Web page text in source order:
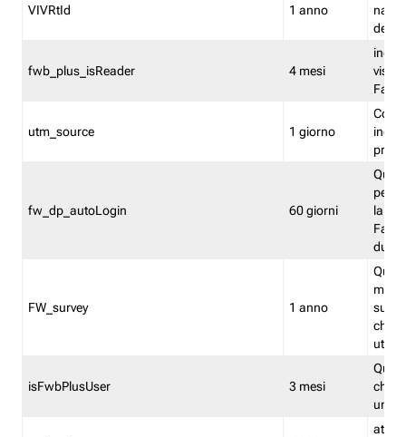
VIVRtId 1 anno
del
fwb_plus_isReader 4 mesi
utm_source 1 giorno
fw_dp_autoLogin 60 giorni
la
FW_survey 1 anno
utenti
isFwbPlusUser 3 mesi
che
una
attiva